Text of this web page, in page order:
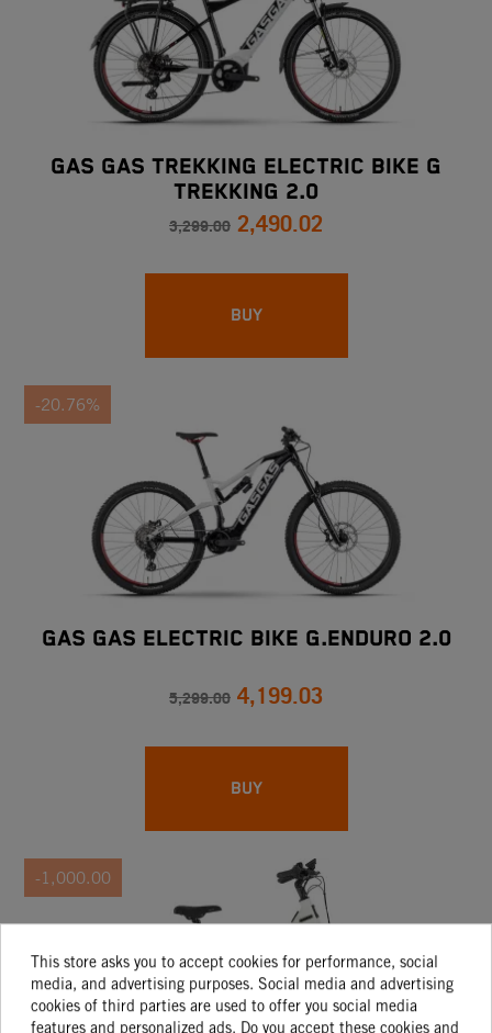
GAS GAS TREKKING ELECTRIC BIKE G
TREKKING 2.0
3,299.00 2,490.02
BUY
-20.76%
GAS GAS ELECTRIC BIKE G.ENDURO 2.0
5,299.00 4,199.03
BUY
-1,000.00
This store asks you to accept cookies for performance, social
media, and advertising purposes. Social media and advertising
cookies of third parties are used to offer you social media
features and personalized ads. Do you accept these cookies and